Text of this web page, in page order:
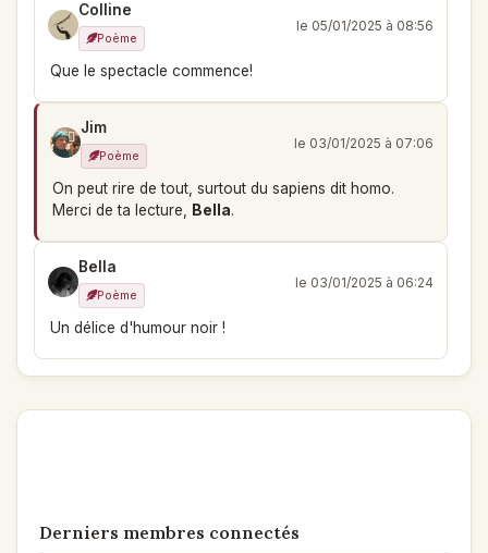
Colline
Poème
le 05/01/2025 à 08:56
Que le spectacle commence!
Jim
Poème
le 03/01/2025 à 07:06
On peut rire de tout, surtout du sapiens dit homo.
Merci de ta lecture,
Bella.
Bella
Poème
le 03/01/2025 à 06:24
Un délice d'humour noir !
Derniers membres connectés